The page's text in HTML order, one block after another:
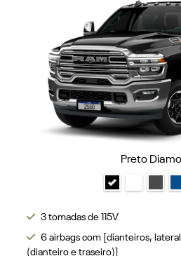
Preto
3 tomadas de 115V
6 airbags com [dianteiros,
(dianteiro e traseiro)]